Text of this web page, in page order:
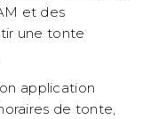
et des
une tonte
application
de tonte,